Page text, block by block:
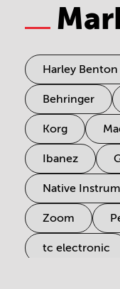
Harley Benton
Behringer
Korg
Ibanez
Native
Zoom
tc electronic